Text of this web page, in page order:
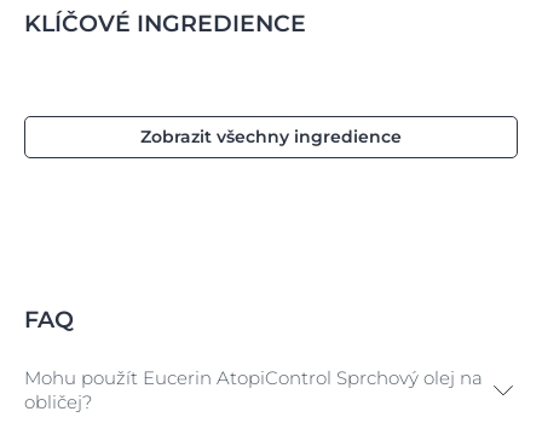
KLÍČOVÉ INGREDIENCE
Zobrazit všechny ingredience
FAQ
Mohu použít Eucerin AtopiControl Sprchový olej na
obličej?